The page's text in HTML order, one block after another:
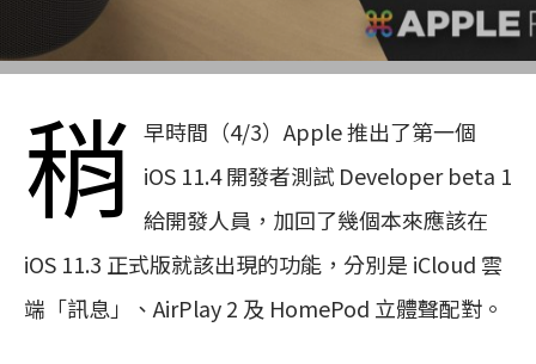
稍 早時間（4/3）Apple 推出了第一個
iOS 11.4 開發者測試 Developer beta 1
給開發人員，加回了幾個本來應該在
iOS 11.3 正式版就該出現的功能，分別是 iCloud 雲
端「訊息」、AirPlay 2 及 HomePod 立體聲配對。